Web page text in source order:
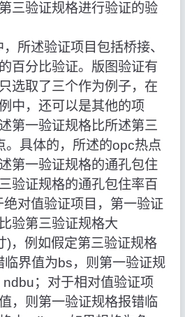
三验证规格进行验证的验
所述验证项目包括桥接、
百分比验证。版图验证有
选取了三个作为例子，在
中，还可以是其他的项
第一验证规格比所述第三
。具体的，所述的opc热点
第一验证规格的通孔包住
验证规格的通孔包住率百
对值验证项目，第一验证
验第三验证规格大
)，例如假定第三验证规格
临界值为bs，则第一验证规
；对于相对值验证项
，则第一验证规格报错临